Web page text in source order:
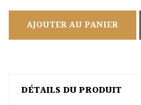
AJOUTER AU PANIER
DÉTAILS DU PRODUIT